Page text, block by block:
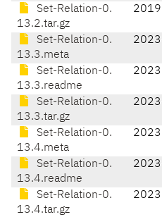
Set-Relation-0.
13.2.tar.gz
Set-Relation-0.
13.3.meta
Set-Relation-0.
13.3.readme
Set-Relation-0.
13.3.tar.gz
Set-Relation-0.
13.4.meta
Set-Relation-0.
13.4.readme
Set-Relation-0.
13.4.tar.gz